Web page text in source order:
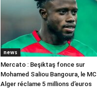
news
Mercato : Beşiktaş fonce sur
Mohamed Saliou Bangoura, le MC
Alger réclame 5 millions d’euros